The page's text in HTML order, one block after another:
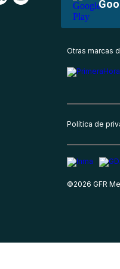
Otras marcas
Política de
©2026 GFR